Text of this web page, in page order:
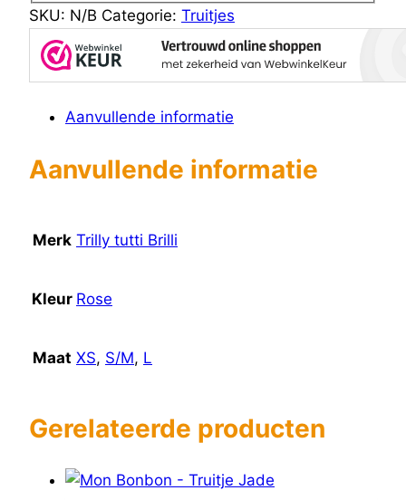
SKU: N/B Categorie: Truitjes
Aanvullende informatie
Aanvullende informatie
Merk Trilly tutti Brilli
Kleur Rose
Maat XS, S/M, L
Gerelateerde producten